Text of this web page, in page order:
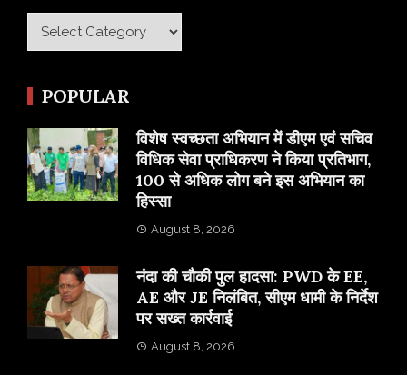
Category
POPULAR
विशेष स्वच्छता अभियान में डीएम एवं सचिव
विधिक सेवा प्राधिकरण ने किया प्रतिभाग,
100 से अधिक लोग बने इस अभियान का
हिस्सा
August 8, 2026
नंदा की चौकी पुल हादसा: PWD के EE,
AE और JE निलंबित, सीएम धामी के निर्देश
पर सख्त कार्रवाई
August 8, 2026